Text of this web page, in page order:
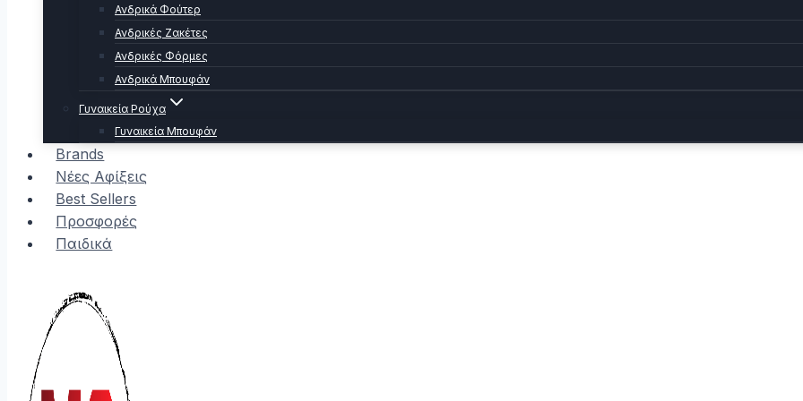
Ανδρικά Φούτερ
Ανδρικές Ζακέτες
Ανδρικές Φόρμες
Ανδρικά Μπουφάν
Γυναικεία Ρούχα
Γυναικεία Μπουφάν
Brands
Νέες Αφίξεις
Best Sellers
Προσφορές
Παιδικά